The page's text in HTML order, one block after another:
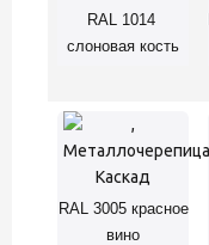
RAL 1014
слоновая кость
RAL 3005 красное
вино